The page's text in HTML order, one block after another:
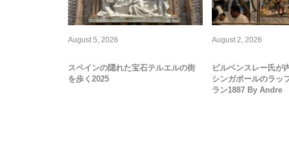
August 5 2026
スペインの隠れた宝石テルエルの街
を歩く2025
August 2 2026
ビルベンスレー氏が
シンガポールのラッ
ラン1887 By Andre